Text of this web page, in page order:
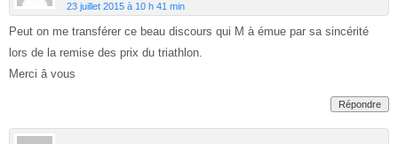
23 juillet 2015 à 10 h 41 min
Peut on me transférer ce beau discours qui M à émue par sa sincérité
lors de la remise des prix du triathlon.
Merci â vous
Répondre